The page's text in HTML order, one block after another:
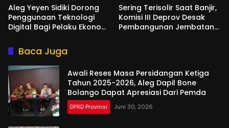
Aleg Yeyen Sidiki Dorong
Penggunaan Teknologi
Digital Bagi Pelaku Ekonomi
Sering Terisolir Saat Banjir,
Komisi III Deprov Desak
Pembangunan Jembatan
Baca Juga
Awali Reses Masa Persidangan Ketiga
Tahun 2025-2026, Aleg Dapil Bone
Bolango Dapat Apresiasi Dari Pemda
DPRD Provinsi Juni 30, 2026